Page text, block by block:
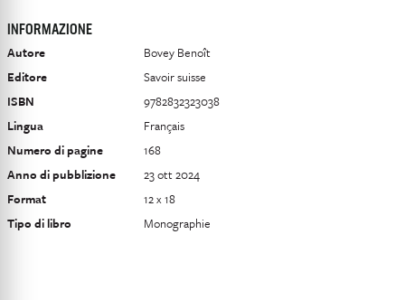
INFORMAZIONE
Autore
Bovey Benoît
Editore
Savoir suisse
ISBN
9782832323038
Lingua
Français
Numero di pagine
168
Anno di pubblizione
23 ott 2024
Format
12 x 18
Tipo di libro
Monographie